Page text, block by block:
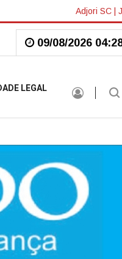
Adjori SC |
09/08/2026
LEGAL